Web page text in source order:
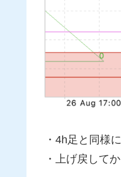
・4h足と同様
・上げ戻して